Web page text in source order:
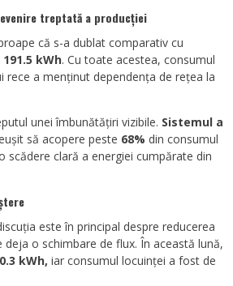
treptată a producției
că s-a dublat comparativ cu
191.5 kWh. Cu toate acestea, consumul
rece a menținut dependența de rețea la
unei îmbunătățiri vizibile. Sistemul a
să acopere peste 68% din consumul
scădere clară a energiei cumpărate din
este în principal despre reducerea
o schimbare de flux. În această lună,
kWh, iar consumul locuinței a fost de